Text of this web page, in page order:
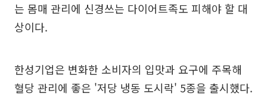
는 몸매 관리에 신경쓰는 다이어트족도 피해야 할 대
상이다.
한성기업은 변화한 소비자의 입맛과 요구에 주목해
혈당 관리에 좋은 '저당 냉동 도시락' 5종을 출시했다.